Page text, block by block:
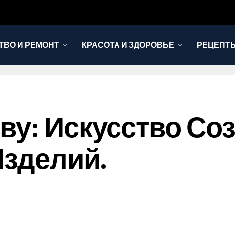
И РЕМОНТ КРАСОТА И ЗДОРОВЬЕ
Искусство